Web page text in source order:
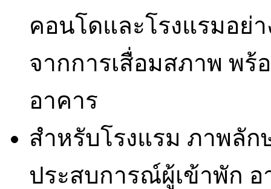
คอนโดและโรงแรมอย่
จากการเสื่อมสภาพ พร้
อาคาร
สำหรับโรงแรม ภาพลั
ประสบการณ์ผู้เข้าพัก